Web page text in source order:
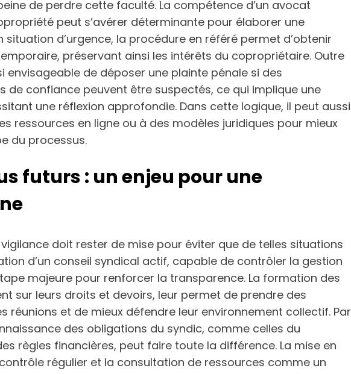
de perdre cette faculté. La compétence d’un avocat
peut s’avérer déterminante pour élaborer une
situation d’urgence, la procédure en référé permet d’obtenir
préservant ainsi les intérêts du copropriétaire. Outre
envisageable de déposer une plainte pénale si des
de confiance peuvent être suspectés, ce qui implique une
une réflexion approfondie. Dans cette logique, il peut aussi
ressources en ligne ou à des modèles juridiques pour mieux
du processus.
futurs : un enjeu pour une
vigilance doit rester de mise pour éviter que de telles situations
d’un conseil syndical actif, capable de contrôler la gestion
majeure pour renforcer la transparence. La formation des
sur leurs droits et devoirs, leur permet de prendre des
réunions et de mieux défendre leur environnement collectif. Par
des obligations du syndic, comme celles du
règles financières, peut faire toute la différence. La mise en
régulier et la consultation de ressources comme un